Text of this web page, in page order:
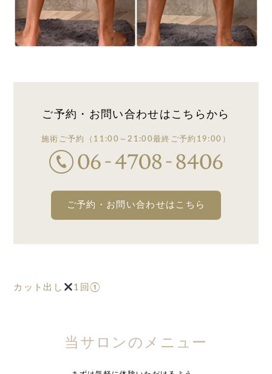
ご予約・お問い合わせはこちらから
施術ご予約 （11:00～21:00最終ご予約19:00）
ご予約・お問い合わせはこちら
カット出し 1回①
当サロンのメニュー